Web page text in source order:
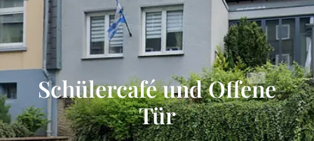
Schülercafé und Offene
Tür